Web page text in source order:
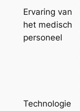
Ervaring van
het medisch
personeel
Technologie